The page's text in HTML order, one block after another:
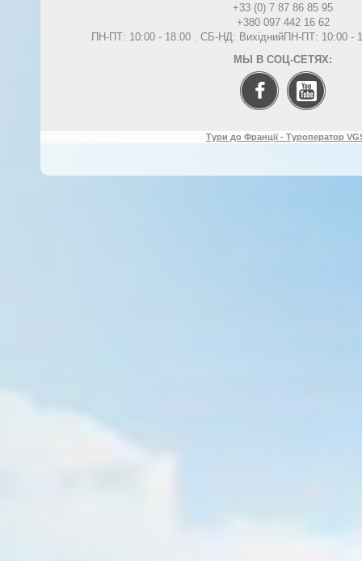
+33 (0) 7 87 86 85 95
+380 097 442 16 62
ПН-ПТ: 10:00 - 18.00 . СБ-НД: ВихіднийПН-ПТ: 10:00 -
МЫ В СОЦ-СЕТЯХ:
Тури до Франції - Туроператор